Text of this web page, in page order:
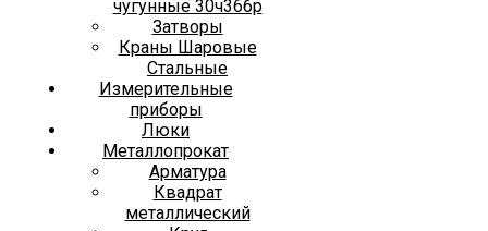
чугунные 30ч36бр
Затворы
Краны Шаровые
Стальные
Измерительные
приборы
Люки
Металлопрокат
Арматура
Квадрат
металлический